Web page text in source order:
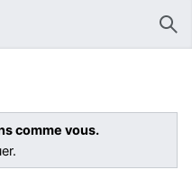
comme vous.